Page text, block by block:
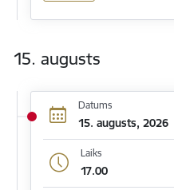
15. augusts
Datums
15. augusts, 2026
Laiks
17.00